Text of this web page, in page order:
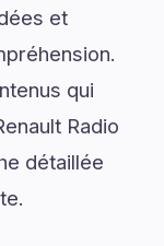
et
qui
Radio
détaillée